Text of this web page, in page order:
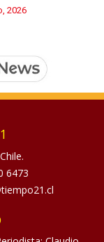
2026
6473